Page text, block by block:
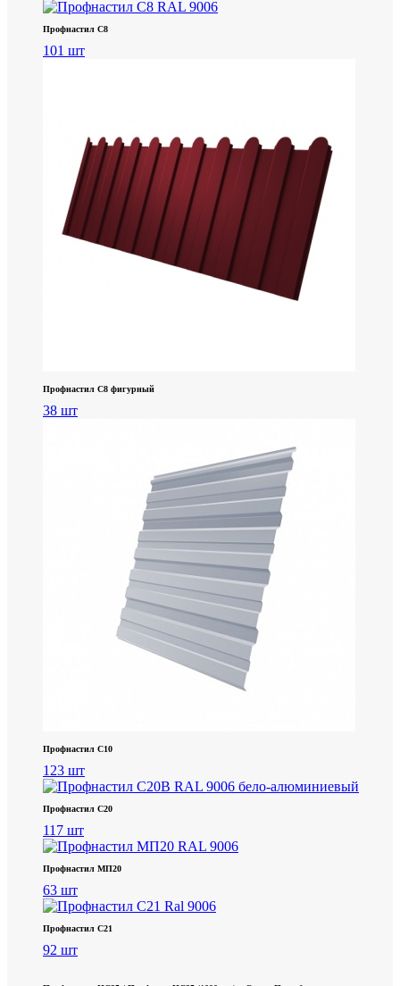
Профнастил С8
101 шт
Профнастил С8 фигурный
38 шт
Профнастил С10
123 шт
Профнастил С20
117 шт
Профнастил МП20
63 шт
Профнастил С21
92 шт